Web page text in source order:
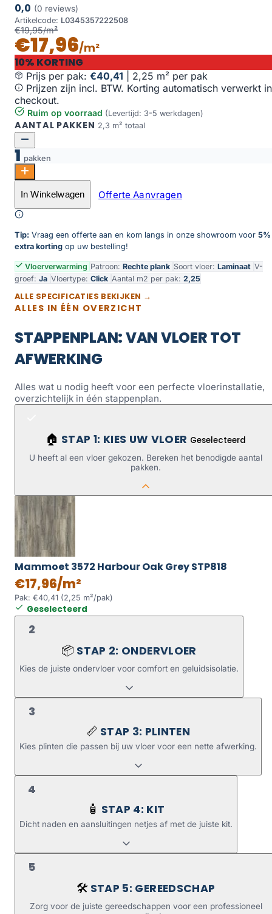
0,0 (0 reviews)
Artikelcode: L0345357222508
€19,95/m²
€17,96/m²
10% KORTING
Prijs per pak: €40,41
2,25 m² per pak
Prijzen zijn incl. BTW. Korting automatisch verwerkt in
checkout.
Ruim op voorraad (Levertijd: 3-5 werkdagen)
AANTAL PAKKEN 2,3 m² totaal
1 pakken
Mammoet 3572 Harbour Oak Grey STP818 aantal
Toevoegen aan winkelwagen
In Winkelwagen Offerte Aanvragen
Tip: Vraag een offerte aan en kom langs in onze showroom voor 5%
extra korting op uw bestelling!
Vloerverwarming Patroon: Rechte plank Soort vloer: Laminaat V-
groef: Ja Vloertype: Click Aantal m2 per pak: 2,25
ALLE SPECIFICATIES BEKIJKEN →
ALLES IN ÉÉN OVERZICHT
STAPPENPLAN: VAN VLOER TOT
AFWERKING
Alles wat u nodig heeft voor een perfecte vloerinstallatie,
overzichtelijk in één stappenplan.
🏠 STAP 1: KIES UW VLOER Geselecteerd
U heeft al een vloer gekozen. Bereken het benodigde aantal
pakken.
Mammoet 3572 Harbour Oak Grey STP818
€17,96/m²
Pak: €40,41 (2,25 m²/pak)
Geselecteerd
2
📦 STAP 2: ONDERVLOER
Kies de juiste ondervloer voor comfort en geluidsisolatie.
3
📏 STAP 3: PLINTEN
Kies plinten die passen bij uw vloer voor een nette afwerking.
4
🧴 STAP 4: KIT
Dicht naden en aansluitingen netjes af met de juiste kit.
5
🛠️ STAP 5: GEREEDSCHAP
Zorg voor de juiste gereedschappen voor een professioneel